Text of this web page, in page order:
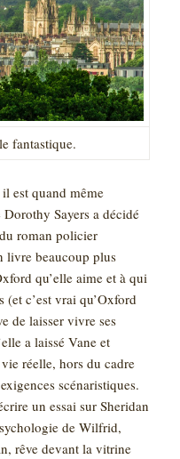
fantastique.
est quand même
Sayers a décidé
roman policier
livre beaucoup plus
qu’elle aime et à qui
(et c’est vrai qu’Oxford
de laisser vivre ses
a laissé Vane et
réelle, hors du cadre
scénaristiques.
un essai sur Sheridan
de Wilfrid,
rêve devant la vitrine